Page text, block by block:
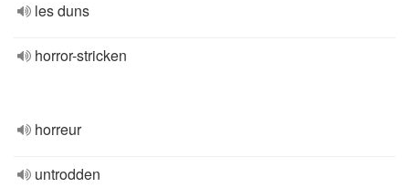
les duns
horror-stricken
horreur
untrodden